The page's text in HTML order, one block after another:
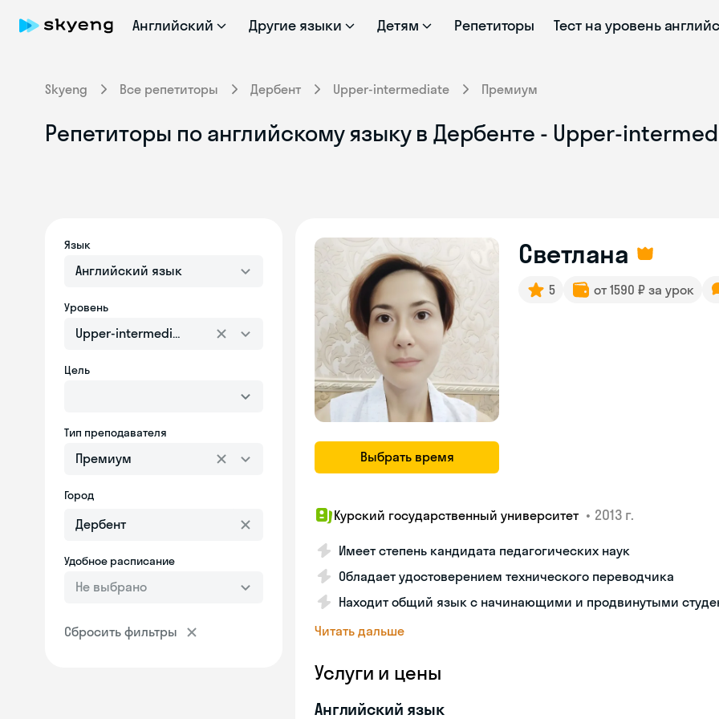
Английский Другие языки Детям Репетиторы Тест на уровень
Skyeng Все репетиторы Дербент Upper-intermediate Премиум
Репетиторы по английскому языку в Дербенте - Upper-
Язык
Английский язык
Уровень
Upper-intermediate
Цель
Тип преподавателя
Премиум
Город
Удобное расписание
Не выбрано
Сбросить фильтры
Выбрать время
Светлана
5 от 1590 ₽ за урок
Курский государственный университет • 2013 г.
Имеет степень кандидата педагогических наук
Обладает удостоверением технического переводчика
Находит общий язык с начинающими и продвинутыми
Читать дальше
Услуги и цены
Английский язык